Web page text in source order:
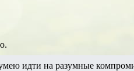
идти на разумные